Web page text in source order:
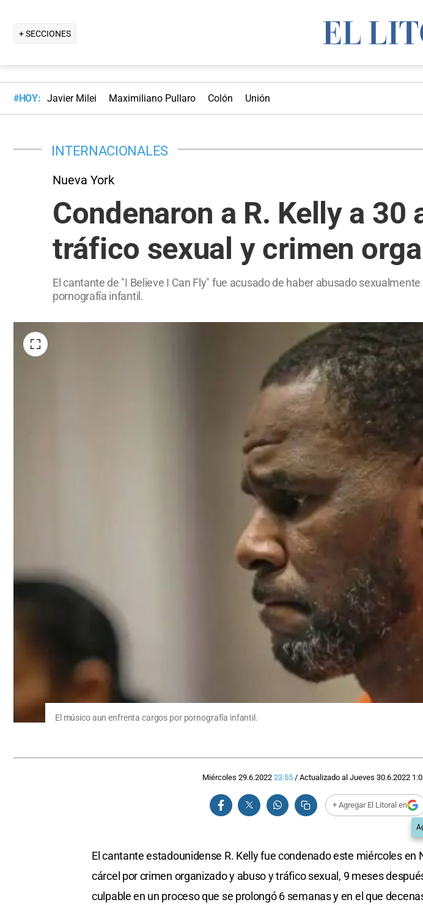
+ SECCIONES
#HOY: Javier Milei Maximiliano Pullaro Colón Unión
INTERNACIONALES
Nueva York
Condenaron a R. Kelly a
tráfico sexual y crimen
El cantante de "I Believe I Can Fly" fue acusado de haber abusado
pornografía infantil.
El músico aun enfrenta cargos por pornografía infantil.
Miércoles 29.6.2022 23:55/ Actualizado al Jueves 30.6.2022
+ Agregar El Litoral en
El cantante estadounidense R. Kelly fue condenado este miércoles en
cárcel por crimen organizado y abuso y tráfico sexual, 9 meses
culpable en un proceso que se prolongó 6 semanas y en el que